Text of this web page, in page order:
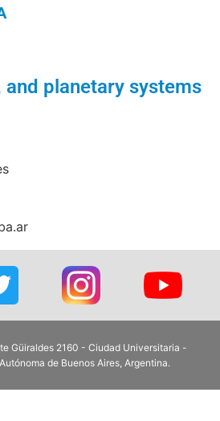
and planetary systems
Güiraldes 2160 - Ciudad Universitaria -
de Buenos Aires, Argentina.